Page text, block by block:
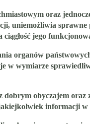
oraz
uniemożliwia
jego
organów
w wymiarze
obyczajem
informacji